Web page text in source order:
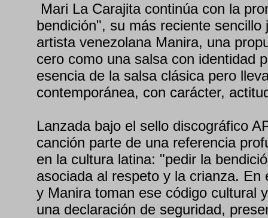
Mari La Carajita continúa con la
bendición", su más reciente sencillo
artista venezolana Manira, una
cero como una salsa con identidad
esencia de la salsa clásica pero
contemporánea, con carácter,
Lanzada bajo el sello discográfico
canción parte de una referencia
en la cultura latina: "pedir la
asociada al respeto y la crianza. En
y Manira toman ese código cultural
una declaración de seguridad,